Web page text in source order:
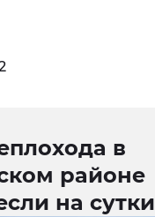
в
районе
на сутки